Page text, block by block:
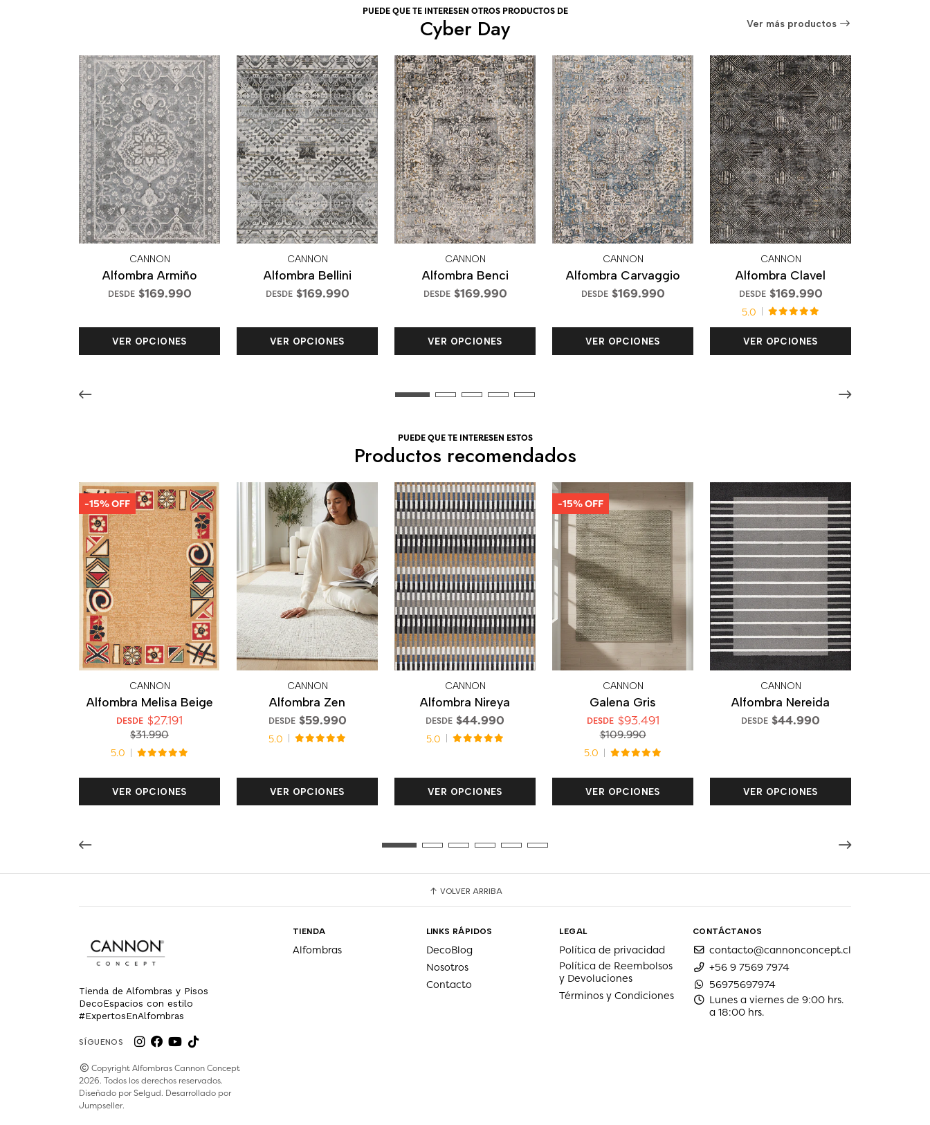
PUEDE QUE TE INTERESEN OTROS PRODUCTOS DE
Cyber Day Ver más productos
CANNON
Alfombra Armiño
DESDE $169.990
VER OPCIONES
CANNON
Alfombra Bellini
DESDE $169.990
VER OPCIONES
CANNON
Alfombra Benci
DESDE $169.990
VER OPCIONES
CANNON
Alfombra Carvaggio
DESDE $169.990
VER OPCIONES
CANNON
Alfombra Clavel
DESDE $169.990
5.0
VER OPCIONES
PUEDE QUE TE INTERESEN ESTOS
Productos recomendados
-15% OFF
CANNON
Alfombra Melisa Beige
DESDE $27.191
$31.990
5.0
VER OPCIONES
CANNON
Alfombra Zen
DESDE $59.990
5.0
VER OPCIONES
CANNON
Alfombra Nireya
DESDE $44.990
5.0
VER OPCIONES
-15% OFF
CANNON
Galena Gris
DESDE $93.491
$109.990
5.0
VER OPCIONES
CANNON
Alfombra Nereida
DESDE $44.990
VER OPCIONES
VOLVER ARRIBA
Tienda de Alfombras y Pisos
DecoEspacios con estilo
#ExpertosEnAlfombras
SÍGUENOS
Copyright Alfombras Cannon Concept
2026. Todos los derechos reservados.
Diseñado porSelgud. Desarrollado por
Jumpseller.
TIENDA
Alfombras
LINKS RÁPIDOS
DecoBlog
Nosotros
Contacto
LEGAL
Política de privacidad
Política de Reembolsos
y Devoluciones
Términos y Condiciones
CONTÁCTANOS
contacto@cannonconcept.cl
+56 9 7569 7974
56975697974
Lunes a viernes de 9:00 hrs.
a 18:00 hrs.